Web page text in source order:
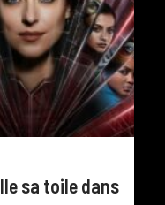
sa toile dans